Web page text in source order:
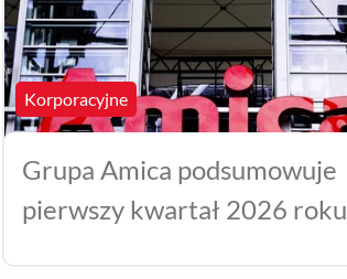
Grupa Amica podsumowuje
pierwszy kwartał 2026 roku
Korporacyjne